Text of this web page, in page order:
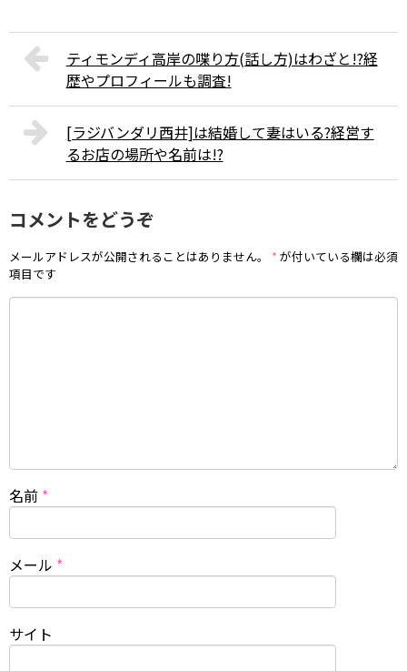
ティモンディ高岸の喋り方(話し方)はわざと!?経
歴やプロフィールも調査!
[ラジバンダリ西井]は結婚して妻はいる?経営す
るお店の場所や名前は!?
コメントをどうぞ
メールアドレスが公開されることはありません。 * が付いている欄は必須
項目です
名前 *
メール *
サイト